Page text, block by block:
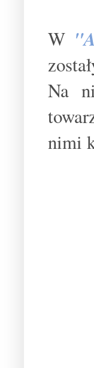
W
Na
nimi